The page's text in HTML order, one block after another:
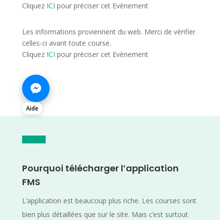
Cliquez ICI pour préciser cet Evènement
Les informations proviennent du web. Merci de vérifier
celles-ci avant toute course.
Cliquez ICI pour préciser cet Evènement
Aide
Pourquoi télécharger l’application
FMS
L’application est beaucoup plus riche. Les courses sont
bien plus détaillées que sur le site. Mais c’est surtout